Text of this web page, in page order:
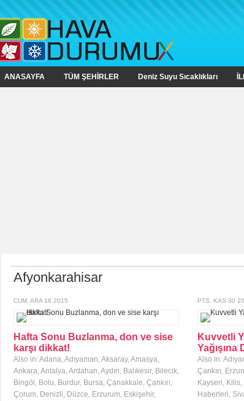
ANASAYFA TÜM ŞEHİRLER Deniz Suyu Sıcaklıkları
Afyonkarahisar
CUM, ARA 18 2015
Hafta Sonu Buzlanma, don ve sise
karşı dikkat!
Also in:Adana,Adıyaman,Aksaray,Amasya,
Ankara,Antalya,Ardahan,Aydın, Balıkesir, Bilecik,
Bingöl , Bolu, Burdur, Bursa, Çanakkale, Çankırı,
Çorum, Denizli, Düzce, Erzurum, Eskişehir,
PTS, KAS 30
Kuvvetli
Yağışına
Also in:
Çankırı,
Kayseri, Kilis,
Haberleri,